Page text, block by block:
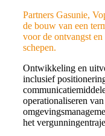
Partners Gasunie,
de bouw van een
voor de ontvangst
schepen.
Ontwikkeling en
inclusief
operationaliseren
het